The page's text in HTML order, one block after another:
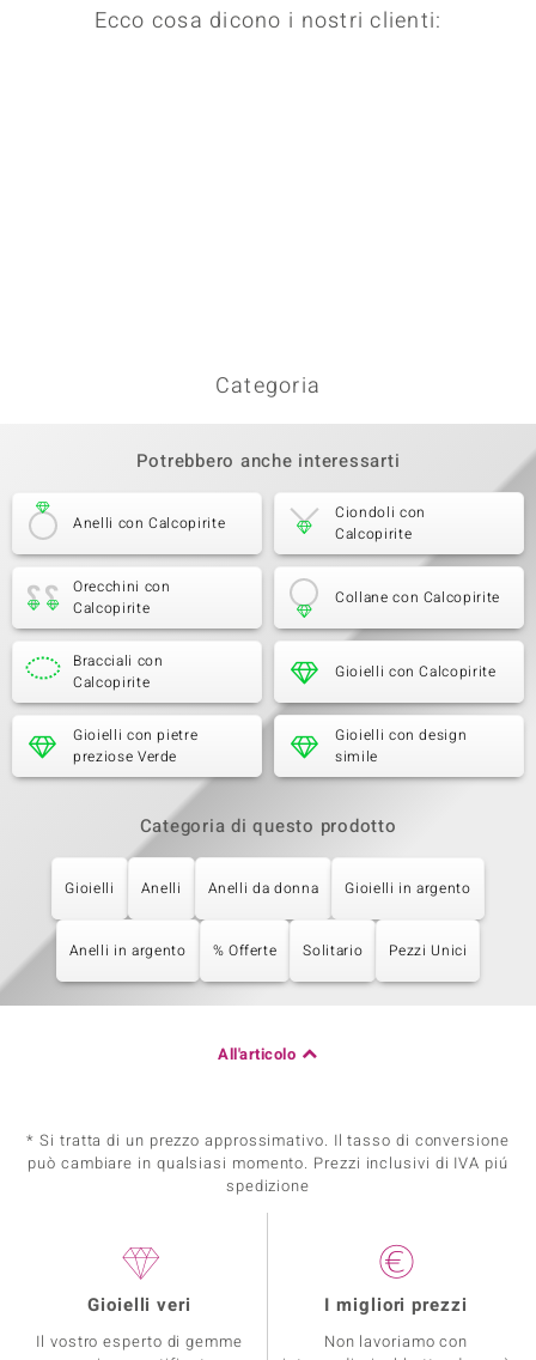
Ecco cosa dicono i nostri clienti:
Categoria
Potrebbero anche interessarti
Anelli con Calcopirite
Ciondoli con
Calcopirite
Orecchini con
Calcopirite
Collane con Calcopirite
Bracciali con
Calcopirite
Gioielli con Calcopirite
Gioielli con pietre
preziose Verde
Gioielli con design
simile
Categoria di questo prodotto
Gioielli Anelli Anelli da donna Gioielli in argento
Anelli in argento % Offerte Solitario Pezzi Unici
All'articolo
* Si tratta di un prezzo approssimativo. Il tasso di conversione
può cambiare in qualsiasi momento. Prezzi inclusivi di IVA piú
spedizione
Gioielli veri
Il vostro esperto di gemme
I migliori prezzi
Non lavoriamo con